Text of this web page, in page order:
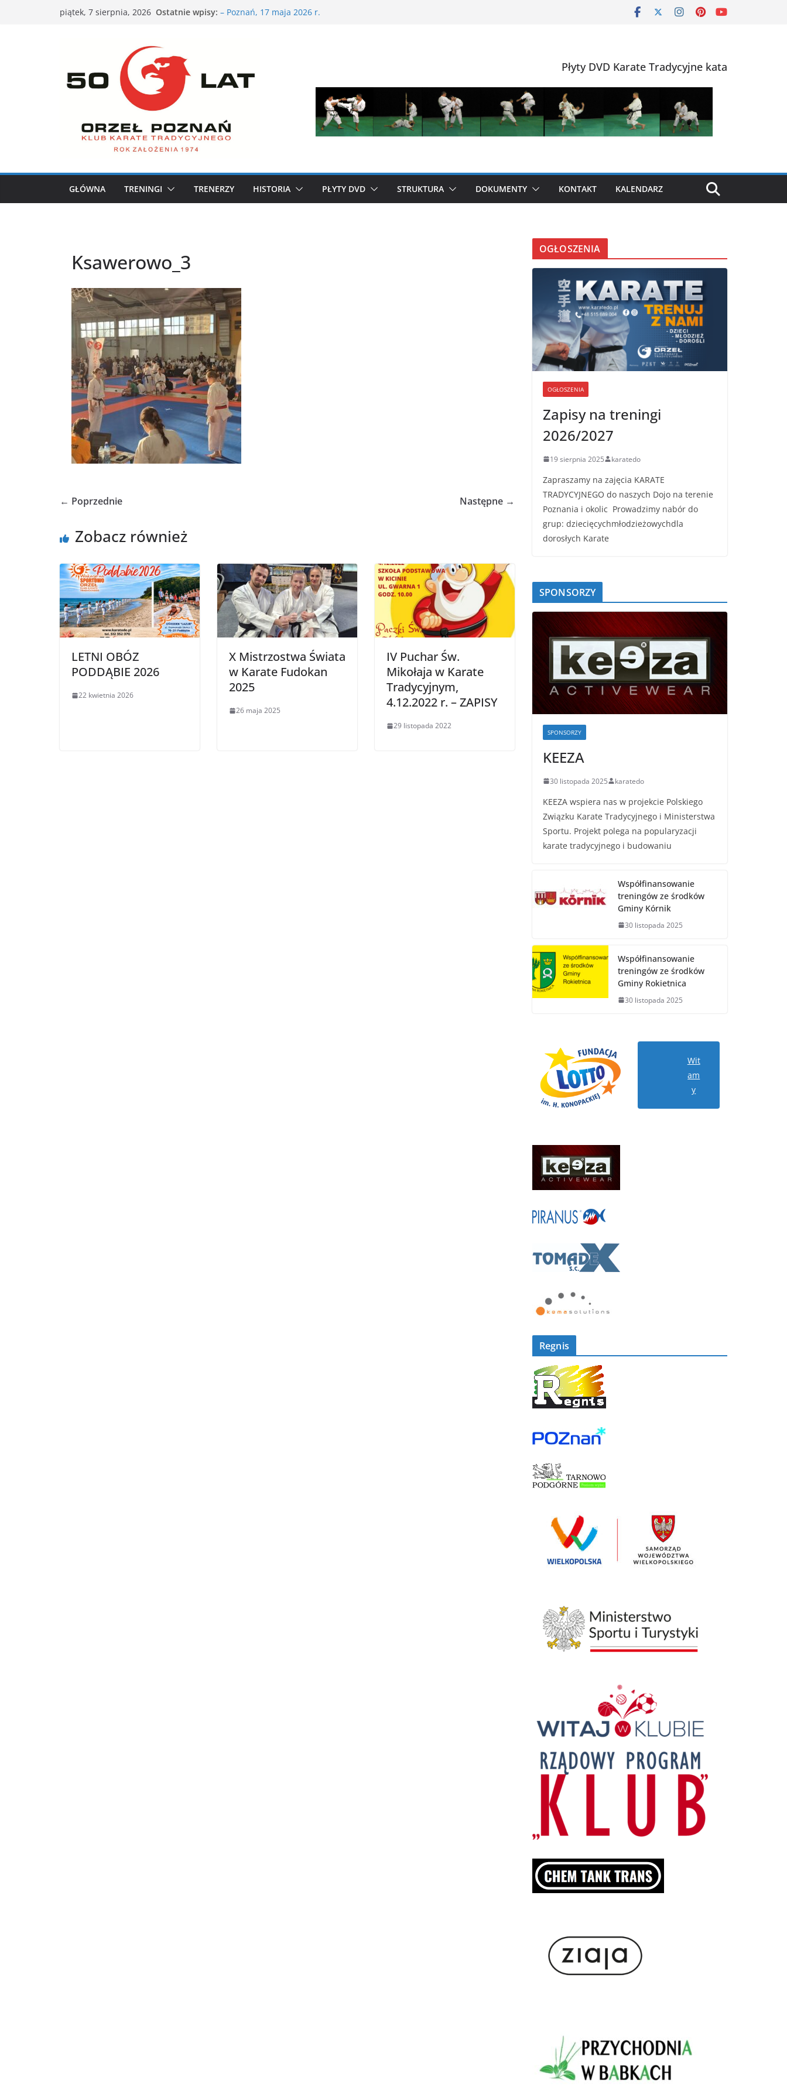
piątek, 7 sierpnia, 2026 Ostatnie wpisy: VII Otwarte Mistrzostwa Wielkopolski w Karate Tradycyjnym
Karate dla energicznego dziecka – dlaczego to działa
XXXVII Mistrzostwa Polski w Karate Tradycyjnym
Płyty DVD Karate Tradycyjne kata
GŁÓWNA TRENINGI TRENERZY HISTORIA PŁYTY DVD STRUKTURA DOKUMENTY KONTAKT KALENDARZ
Ksawerowo_3
← Poprzednie Następne →
Zobacz również
LETNI OBÓZ
PODDĄBIE 2026
22 kwietnia 2026
X Mistrzostwa Świata
w Karate Fudokan
2025
26 maja 2025
IV Puchar Św.
Mikołaja w Karate
Tradycyjnym,
4.12.2022 r. – ZAPISY
29 listopada 2022
OGŁOSZENIA
OGŁOSZENIA
Zapisy na treningi
2026/2027
19 sierpnia 2025 karatedo
Zapraszamy na zajęcia KARATE
TRADYCYJNEGO do naszych Dojo na terenie
Poznania i okolic Prowadzimy nabór do
grup: dziecięcychmłodzieżowychdla
dorosłych Karate
SPONSORZY
SPONSORZY
KEEZA
30 listopada 2025 karatedo
KEEZA wspiera nas w projekcie Polskiego
Związku Karate Tradycyjnego i Ministerstwa
Sportu. Projekt polega na popularyzacji
karate tradycyjnego i budowaniu
Współfinansowanie
treningów ze środków
Gminy Kórnik
30 listopada 2025
Współfinansowanie
treningów ze środków
Gminy Rokietnica
30 listopada 2025
Wit
am
y
Regnis